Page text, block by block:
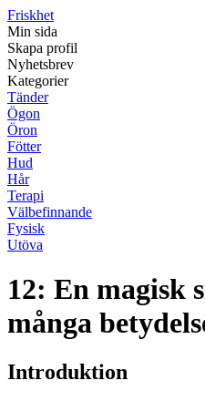
Friskhet
Min sida
Skapa profil
Nyhetsbrev
Kategorier
Tänder
Ögon
Öron
Fötter
Hud
Hår
Terapi
Välbefinnande
Fysisk
Utöva
12: En magisk
många
Introduktion